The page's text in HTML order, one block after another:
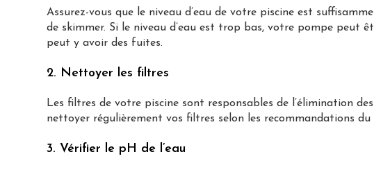
Assurez-vous que le niveau d’eau de votre piscine est
de skimmer. Si le niveau d’eau est trop bas, votre pompe peut
peut y avoir des fuites.
2. Nettoyer les filtres
Les filtres de votre piscine sont responsables de l’élimination
nettoyer régulièrement vos filtres selon les recommandations
3. Vérifier le pH de l’eau